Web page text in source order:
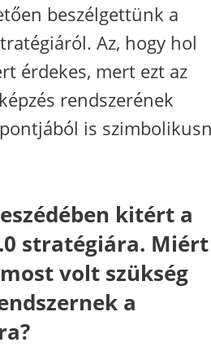
beszélgettünk a
Az, hogy hol
érdekes, mert ezt az
rendszerének
is
kitért a
stratégiára. Miért
volt szükség
a